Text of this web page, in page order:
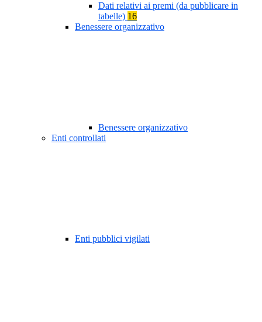
Dati relativi ai premi (da pubblicare in
tabelle) 16
Benessere organizzativo
Benessere organizzativo
Enti controllati
Enti pubblici vigilati